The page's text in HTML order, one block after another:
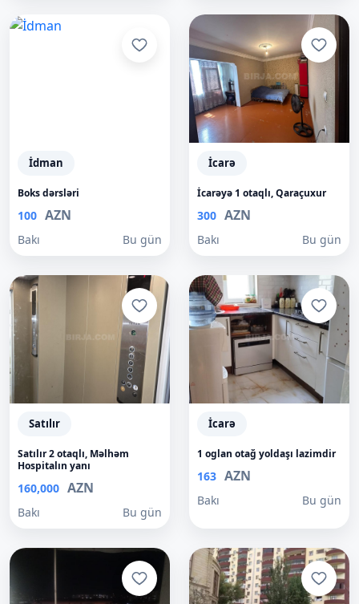
İdman
Boks dərsləri
100 AZN
Bakı Bu gün
İcarə
İcarəyə 1 otaqlı, Qaraçuxur
300 AZN
Bakı Bu gün
Satılır
Satılır 2 otaqlı, Məlhəm
Hospitalın yanı
160,000 AZN
Bakı Bu gün
İcarə
1 oglan otağ yoldaşı lazimdir
163 AZN
Bakı Bu gün